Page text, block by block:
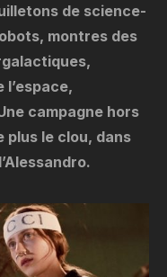
de science-
montres des
campagne hors
plus le clou, dans